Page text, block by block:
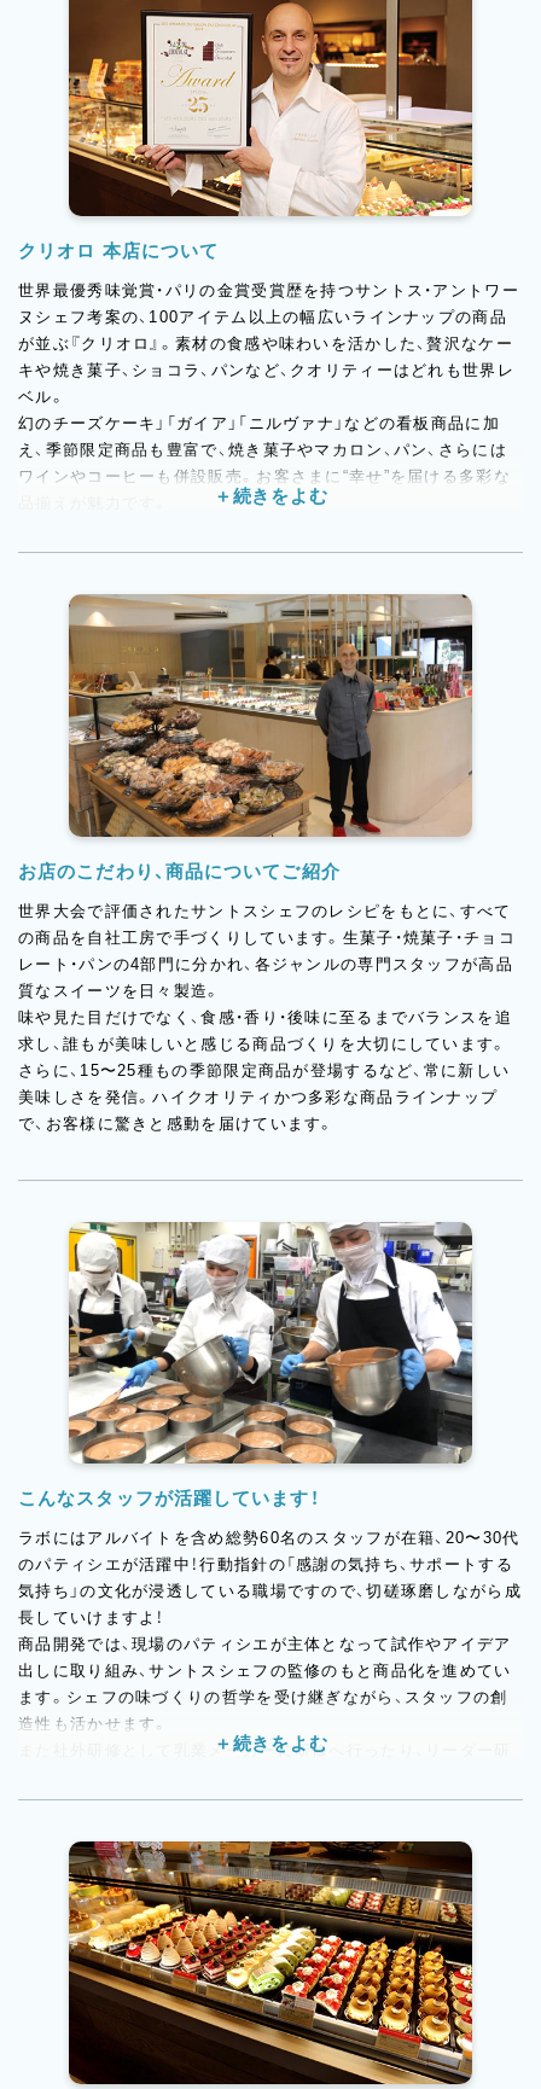
クリオロ 本店について
世界最優秀味覚賞・パリの金賞受賞歴を持つサントス・アントワー
ヌシェフ考案の、100アイテム以上の幅広いラインナップの商品
が並ぶ『クリオロ』。素材の食感や味わいを活かした、贅沢なケー
キや焼き菓子、ショコラ、パンなど、クオリティーはどれも世界レ
ベル。
幻のチーズケーキ」「ガイア」「ニルヴァナ」などの看板商品に加
え、季節限定商品も豊富で、焼き菓子やマカロン、パン、さらには
ワインやコーヒーも併設販売。お客さまに“幸せ”を届ける多彩な
は美味しい商品を全国のお客様に届けるべく、催事出店を積極展
ン期には全国12か所の百貨店催事に出店し、大きな反響を呼びま
お店のこだわり、商品についてご紹介
世界大会で評価されたサントスシェフのレシピをもとに、すべて
の商品を自社工房で手づくりしています。生菓子・焼菓子・チョコ
レート・パンの4部門に分かれ、各ジャンルの専門スタッフが高品
質なスイーツを日々製造。
味や見た目だけでなく、食感・香り・後味に至るまでバランスを追
求し、誰もが美味しいと感じる商品づくりを大切にしています。
さらに、15〜25種もの季節限定商品が登場するなど、常に新しい
美味しさを発信。ハイクオリティかつ多彩な商品ラインナップ
で、お客様に驚きと感動を届けています。
こんなスタッフが活躍しています！
ラボにはアルバイトを含め総勢60名のスタッフが在籍、20〜30代
のパティシエが活躍中！行動指針の「感謝の気持ち、サポートする
気持ち」の文化が浸透している職場ですので、切磋琢磨しながら成
長していけますよ！
商品開発では、現場のパティシエが主体となって試作やアイデア
出しに取り組み、サントスシェフの監修のもと商品化を進めてい
ます。シェフの味づくりの哲学を受け継ぎながら、スタッフの創
造性も活かせます。
また社外研修として乳業メーカーに研修へ行ったり、リーダー研
り整っています。
り、日々のOJTや面談を通して、しっかりサポートします。